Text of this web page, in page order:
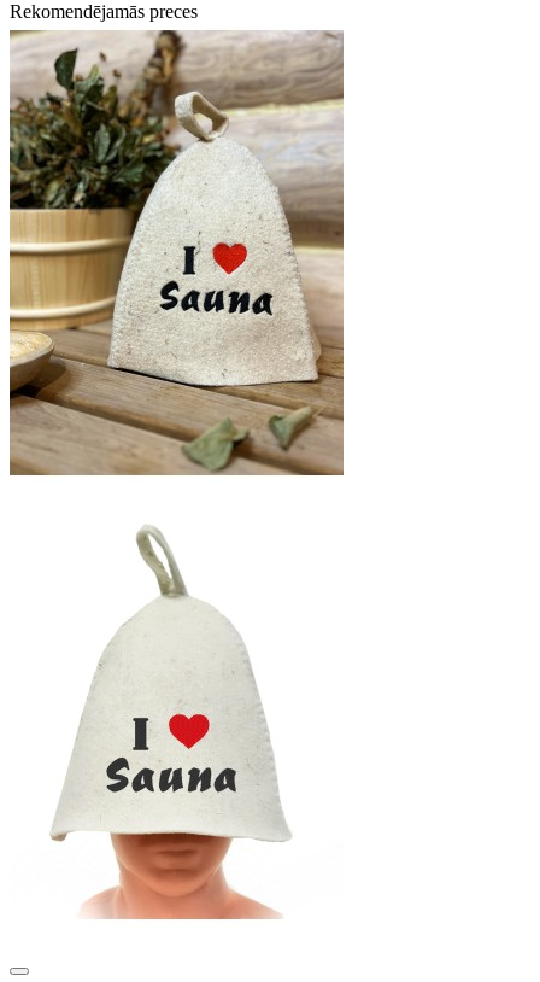
Rekomendējamās preces